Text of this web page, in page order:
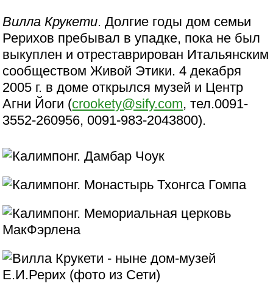
Вилла Крукети. Долгие годы дом семьи
Рерихов пребывал в упадке, пока не был
выкуплен и отреставрирован Итальянским
сообществом Живой Этики. 4 декабря
2005 г. в доме открылся музей и Центр
Агни Йоги (crookety@sify.com, тел.0091-
3552-260956, 0091-983-2043800).